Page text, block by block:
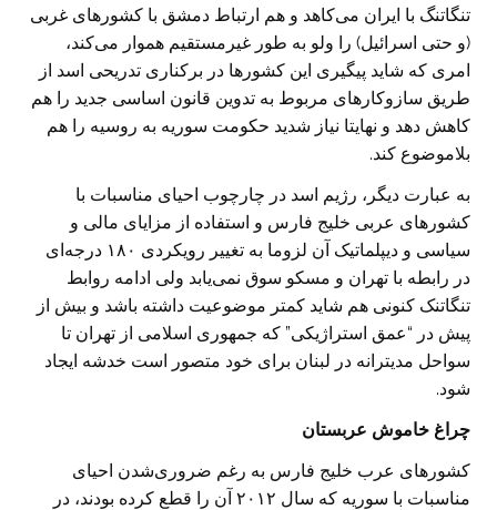
تنگاتنگ با ایران می‌کاهد و هم ارتباط دمشق با کشورهای غربی
(و حتی اسرائیل) را ولو به طور غیرمستقیم هموار می‌کند،
امری که شاید پیگیری این کشورها در برکناری تدریحی اسد از
طریق سازوکارهای مربوط به تدوین قانون اساسی جدید را هم
کاهش دهد و نهایتا نیاز شدید حکومت سوریه به روسیه را هم
بلاموضوع کند.
به عبارت دیگر، رژیم اسد در چارچوب احیای مناسبات با
کشورهای عربی خلیج فارس و استفاده از مزایای مالی و
سیاسی و دیپلماتیک آن لزوما به تغییر رویکردی ۱۸۰ درجه‌ای
در رابطه با تهران و مسکو سوق نمی‌یابد ولی ادامه روابط
تنگاتنک کنونی هم شاید کمتر موضوعیت داشته باشد و بیش از
پیش در “عمق استراژیکی” که جمهوری اسلامی از تهران تا
سواحل مدیترانه در لبنان برای خود متصور است خدشه ایجاد
شود.
چراغ خاموش عربستان
کشورهای عرب خلیج فارس به رغم ضروری‌شدن احیای
مناسبات با سوریه که سال ۲۰۱۲ آن را قطع کرده بودند، در